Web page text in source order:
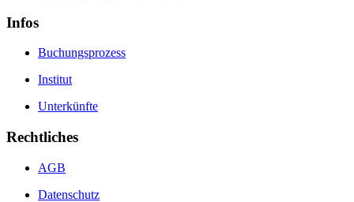
Infos
Buchungsprozess
Institut
Unterkünfte
Rechtliches
AGB
Datenschutz